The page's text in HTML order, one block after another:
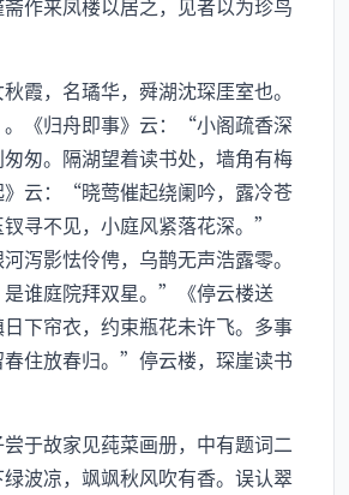
作来凤楼以居之，见者以为珍鸟
霞，名璚华，舜湖沈琛厓室也。
《归舟即事》云：“小阁疏香深
匆。隔湖望着读书处，墙角有梅
云：“晓莺催起绕阑吟，露冷苍
寻不见，小庭风紧落花深。”
泻影怯伶俜，乌鹊无声浩露零。
是谁庭院拜双星。”《停云楼送
下帘衣，约束瓶花未许飞。多事
住放春归。”停云楼，琛崖读书
于故家见莼菜画册，中有题词二
波凉，飒飒秋风吹有香。误认翠